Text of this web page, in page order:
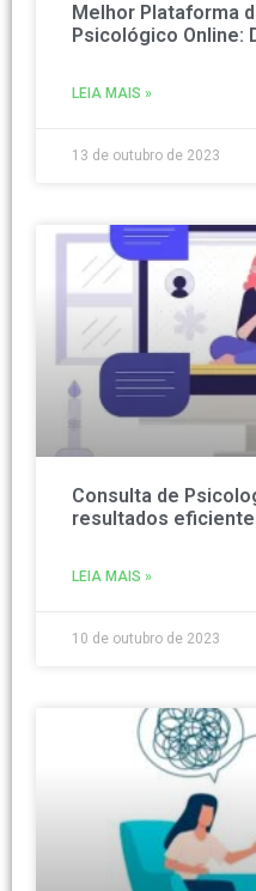
Melhor Plataforma
Psicológico Online:
LEIA MAIS »
13 de outubro de 2023
Consulta de
resultados
LEIA MAIS »
10 de outubro de 2023